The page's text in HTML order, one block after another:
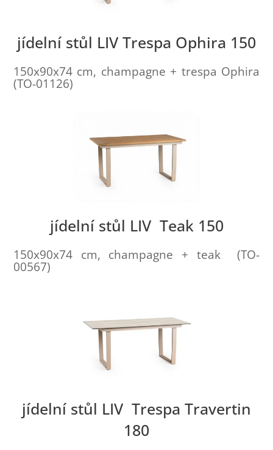
jídelní stůl LIV Trespa Ophira 150
150x90x74 cm, champagne + trespa Ophira
(TO-01126)
jídelní stůl LIV Teak 150
150x90x74 cm, champagne + teak (TO-
00567)
jídelní stůl LIV Trespa Travertin
180